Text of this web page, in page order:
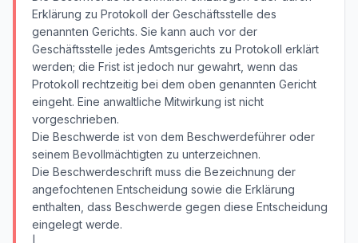
Erklärung zu Protokoll der Geschäftsstelle des
genannten Gerichts. Sie kann auch vor der
Geschäftsstelle jedes Amtsgerichts zu Protokoll erklärt
werden; die Frist ist jedoch nur gewahrt, wenn das
Protokoll rechtzeitig bei dem oben genannten Gericht
eingeht. Eine anwaltliche Mitwirkung ist nicht
vorgeschrieben.
Die Beschwerde ist von dem Beschwerdeführer oder
seinem Bevollmächtigten zu unterzeichnen.
Die Beschwerdeschrift muss die Bezeichnung der
angefochtenen Entscheidung sowie die Erklärung
enthalten, dass Beschwerde gegen diese Entscheidung
eingelegt werde.